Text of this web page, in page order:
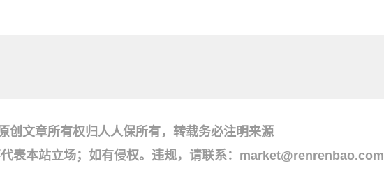
创文章所有权归人人保所有，转载务必注明来源
表本站立场；如有侵权。违规，请联系：market@renrenbao.com